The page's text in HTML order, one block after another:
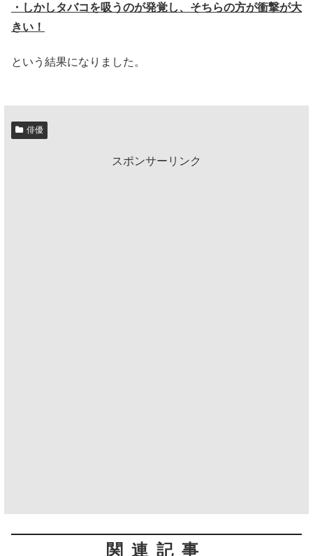
・しかしタバコを吸うのが発覚し、そちらの方が衝撃が大
きい！
という結果になりました。
俳優
スポンサーリンク
関連記事